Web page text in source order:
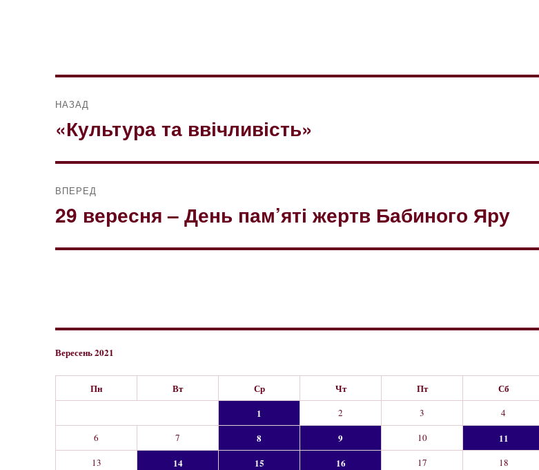
записів
НАЗАД
Попередній
запис:
«Культура та ввічливість»
ВПЕРЕД
Наступний
29 вересня – День пам’яті жертв Бабиного Яру
Вересень 2021
Пн Вт Ср Чт Пт Сб
1
2 3 4
6
7 8 9 10 11
13
14 15 16 17 18